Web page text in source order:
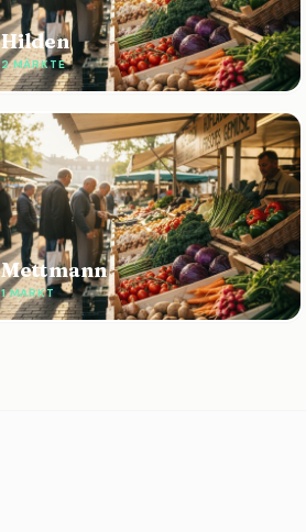
Hilden
2 MÄRKTE
Mettmann
1 MARKT